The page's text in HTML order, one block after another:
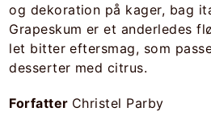
og dekoration på kager, bag
Grapeskum er et anderledes
let bitter eftersmag, som
desserter med citrus.
Forfatter Christel Parby